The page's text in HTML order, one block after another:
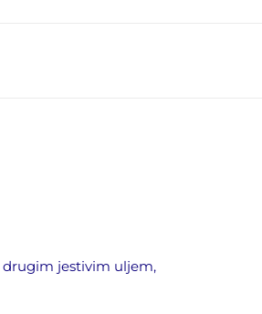
drugim jestivim uljem,